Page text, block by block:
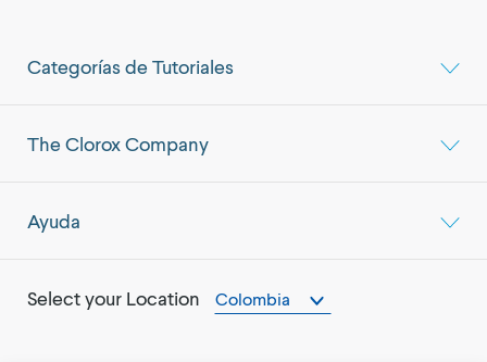
Categorías de Tutoriales
The Clorox Company
Ayuda
Select your Location Colombia